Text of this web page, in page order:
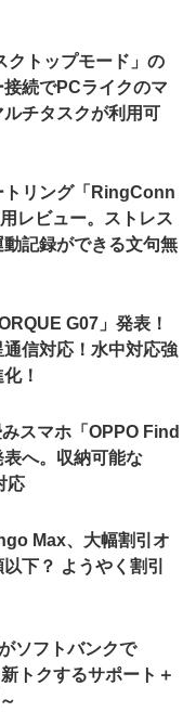
トップモード」の
続でPCライクのマ
チタスクが利用可
トリング「RingConn
レビュー。ストレス
記録ができる文句無
G07」発表！
信対応！水中対応強
！
スマホ「OPPO Find
へ。収納可能な
応
Max、大幅割引オ
下？ ようやく割引
ソフトバンクで
トクするサポート＋